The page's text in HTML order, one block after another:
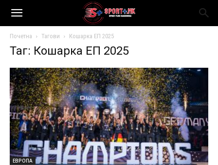
Почетна Тагови Кошарка ЕП 2025
Таг: Кошарка ЕП 2025
ЕВРОПА